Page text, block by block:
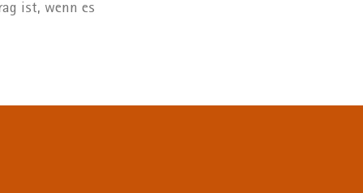
ist, wenn es